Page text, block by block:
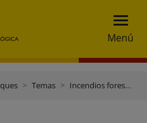
Menú
Temas Incendios forestais